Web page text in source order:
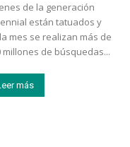
de la generación
están tatuados y
mes se realizan más de
millones de búsquedas...
más